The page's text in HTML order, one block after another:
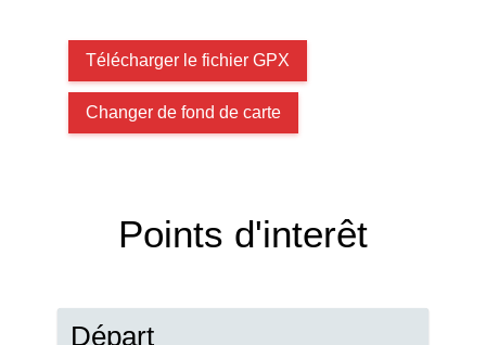
Télécharger le fichier GPX
Changer de fond de carte
Points d'interêt
Départ